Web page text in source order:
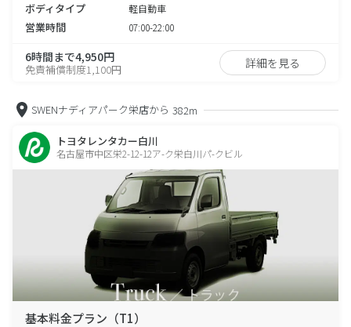
ボディタイプ 軽自動車
営業時間 07:00-22:00
6時間まで4,950円
免責補償制度1,100円 詳細を見る
SWENナディアパーク栄店から 382m
トヨタレンタカー白川
名古屋市中区栄2-12-12ア-ク栄白川パ-クビル
基本料金プラン（T1）